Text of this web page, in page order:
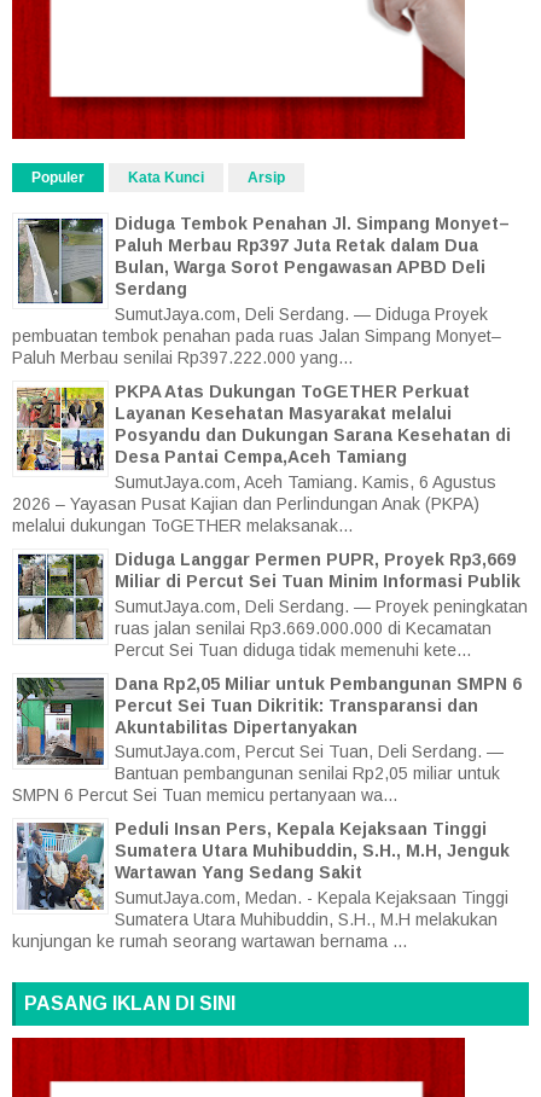
Populer Kata Kunci Arsip
Diduga Tembok Penahan Jl. Simpang Monyet–
Paluh Merbau Rp397 Juta Retak dalam Dua
Bulan, Warga Sorot Pengawasan APBD Deli
Serdang
SumutJaya.com, Deli Serdang. — Diduga Proyek
pembuatan tembok penahan pada ruas Jalan Simpang Monyet–
Paluh Merbau senilai Rp397.222.000 yang...
PKPA Atas Dukungan ToGETHER Perkuat
Layanan Kesehatan Masyarakat melalui
Posyandu dan Dukungan Sarana Kesehatan di
Desa Pantai Cempa,Aceh Tamiang
SumutJaya.com, Aceh Tamiang. Kamis, 6 Agustus
2026 – Yayasan Pusat Kajian dan Perlindungan Anak (PKPA)
melalui dukungan ToGETHER melaksanak...
Diduga Langgar Permen PUPR, Proyek Rp3,669
Miliar di Percut Sei Tuan Minim Informasi Publik
SumutJaya.com, Deli Serdang. — Proyek peningkatan
ruas jalan senilai Rp3.669.000.000 di Kecamatan
Percut Sei Tuan diduga tidak memenuhi kete...
Dana Rp2,05 Miliar untuk Pembangunan SMPN 6
Percut Sei Tuan Dikritik: Transparansi dan
Akuntabilitas Dipertanyakan
SumutJaya.com, Percut Sei Tuan, Deli Serdang. —
Bantuan pembangunan senilai Rp2,05 miliar untuk
SMPN 6 Percut Sei Tuan memicu pertanyaan wa...
Peduli Insan Pers, Kepala Kejaksaan Tinggi
Sumatera Utara Muhibuddin, S.H., M.H, Jenguk
Wartawan Yang Sedang Sakit
SumutJaya.com, Medan. - Kepala Kejaksaan Tinggi
Sumatera Utara Muhibuddin, S.H., M.H melakukan
kunjungan ke rumah seorang wartawan bernama ...
PASANG IKLAN DI SINI